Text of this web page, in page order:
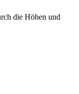
die⁣ Höhen und⁤